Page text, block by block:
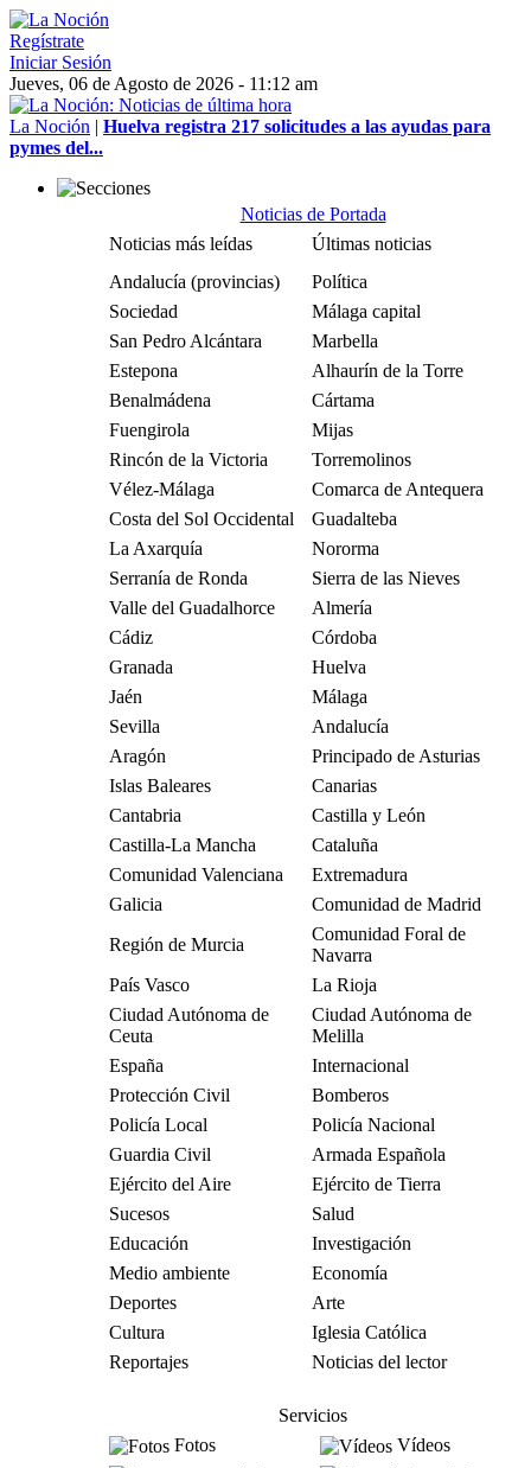
Regístrate
Iniciar Sesión
Jueves, 06 de Agosto de 2026 - 11:12 am
La Noción | Huelva registra 217 solicitudes a las ayudas para
pymes del...
Noticias de Portada
Noticias más leídas
Últimas noticias
Andalucía (provincias)
Política
Sociedad
Málaga capital
San Pedro Alcántara
Marbella
Estepona
Alhaurín de la Torre
Benalmádena
Cártama
Fuengirola
Mijas
Rincón de la Victoria
Torremolinos
Vélez-Málaga
Comarca de Antequera
Costa del Sol Occidental
Guadalteba
La Axarquía
Nororma
Serranía de Ronda
Sierra de las Nieves
Valle del Guadalhorce
Almería
Cádiz
Córdoba
Granada
Huelva
Jaén
Málaga
Sevilla
Andalucía
Aragón
Principado de Asturias
Islas Baleares
Canarias
Cantabria
Castilla y León
Castilla-La Mancha
Cataluña
Comunidad Valenciana
Extremadura
Galicia
Comunidad de Madrid
Región de Murcia
Comunidad Foral de
Navarra
País Vasco
La Rioja
Ciudad Autónoma de
Ceuta
Ciudad Autónoma de
Melilla
España
Internacional
Protección Civil
Bomberos
Policía Local
Policía Nacional
Guardia Civil
Armada Española
Ejército del Aire
Ejército de Tierra
Sucesos
Salud
Educación
Investigación
Medio ambiente
Economía
Deportes
Arte
Cultura
Iglesia Católica
Reportajes
Noticias del lector
Servicios
Fotos
Vídeos